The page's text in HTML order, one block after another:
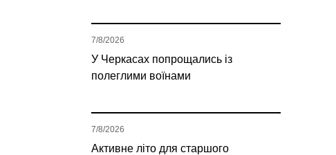
У Черкасах попрощались із
полеглими воїнами
7/8/2026
Активне літо для старшого
7/8/2026